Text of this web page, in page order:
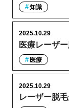
知識
医療レーザ
2025.10.29
医療
レーザー脱
2025.10.29